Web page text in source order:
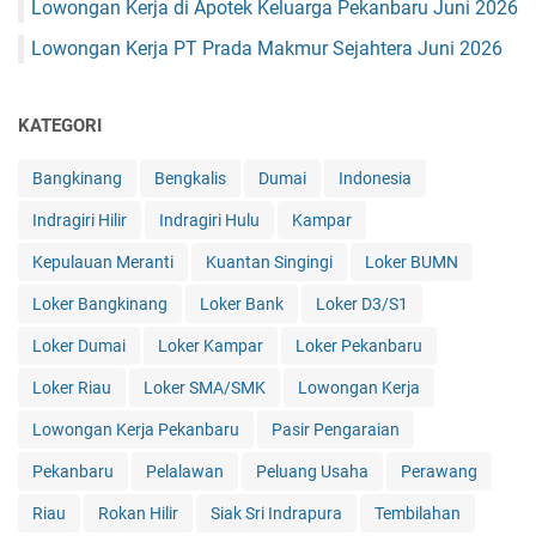
Lowongan Kerja di Apotek Keluarga Pekanbaru Juni 2026
Lowongan Kerja PT Prada Makmur Sejahtera Juni 2026
KATEGORI
Bangkinang Bengkalis Dumai Indonesia
Indragiri Hilir Indragiri Hulu Kampar
Kepulauan Meranti Kuantan Singingi Loker BUMN
Loker Bangkinang Loker Bank Loker D3/S1
Loker Dumai Loker Kampar Loker Pekanbaru
Loker Riau Loker SMA/SMK Lowongan Kerja
Lowongan Kerja Pekanbaru Pasir Pengaraian
Pekanbaru Pelalawan Peluang Usaha Perawang
Riau Rokan Hilir Siak Sri Indrapura Tembilahan